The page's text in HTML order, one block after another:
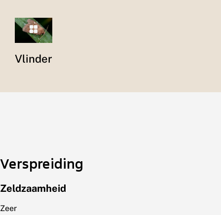
Vlinder
Verspreiding
Zeldzaamheid
Zeer